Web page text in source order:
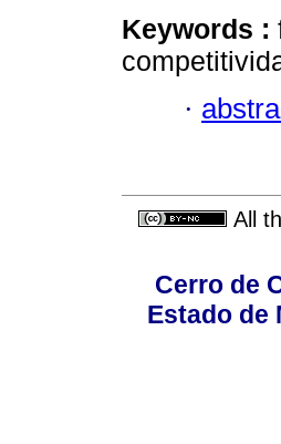
Keywords :
·
All
Cerro de
Estado de